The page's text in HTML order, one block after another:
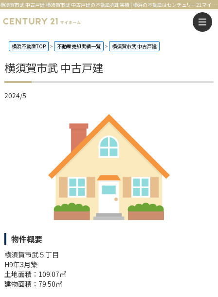
横須賀市武 中古戸建 横須賀市武 中古戸建の不動産売却実績 | 横浜の不動産はセンチュリー21マイホーム
横浜不動産TOP 不動産売却実績一覧 横須賀市武 中古戸建
横須賀市武 中古戸建
2024/5
物件概要
横須賀市武５丁目
H9年3月築
土地面積：109.07㎡
建物面積：79.50㎡